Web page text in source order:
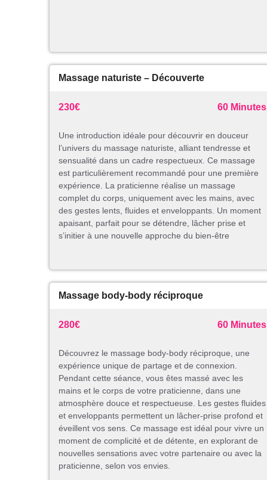
Massage naturiste – Découverte
230€ 60 Minutes
Une introduction idéale pour découvrir en douceur
l’univers du massage naturiste, alliant tendresse et
sensualité dans un cadre respectueux. Ce massage
est particulièrement recommandé pour une première
expérience. La praticienne réalise un massage
complet du corps, uniquement avec les mains, avec
des gestes lents, fluides et enveloppants. Un moment
apaisant, parfait pour se détendre, lâcher prise et
s’initier à une nouvelle approche du bien-être
Massage body-body réciproque
280€ 60 Minutes
Découvrez le massage body-body réciproque, une
expérience unique de partage et de connexion.
Pendant cette séance, vous êtes massé avec les
mains et le corps de votre praticienne, dans une
atmosphère douce et respectueuse. Les gestes fluides
et enveloppants permettent un lâcher-prise profond et
éveillent vos sens. Ce massage est idéal pour vivre un
moment de complicité et de détente, en explorant de
nouvelles sensations avec votre partenaire ou avec la
praticienne, selon vos envies.